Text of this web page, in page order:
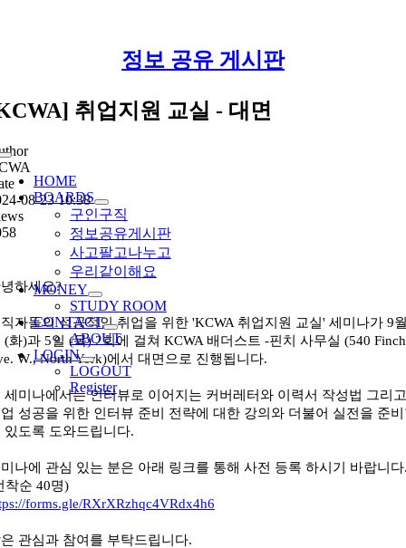
Toggle
Navigation
HOME
BOARDS
구인구직
정보공유게시판
사고팔고나누고
우리같이해요
MONEY
STUDY ROOM
CONTACT
ABOUT
LOGIN
LOGOUT
Register
정보 공유 게시판
취업지원 교실 - 대면
08-23 10:38
하세요?
자들의 성공적인 취업을 위한 'KCWA 취업지원 교실' 세미나가 9
(화)과 5일 (목) 2회에 걸쳐 KCWA 배더스트 -핀치 사무실 (540 Finch
W., North York)에서 대면으로 진행됩니다.
세미나에서는 인터뷰로 이어지는 커버레터와 이력서 작성법 그리고
성공을 위한 인터뷰 준비 전략에 대한 강의와 더불어 실전을 준
있도록 도와드립니다.
나에 관심 있는 분은 아래 링크를 통해 사전 등록 하시기 바랍니
착순 40명)
forms.gle/RXrXRzhqc4VRdx4h6
관심과 참여를 부탁드립니다.